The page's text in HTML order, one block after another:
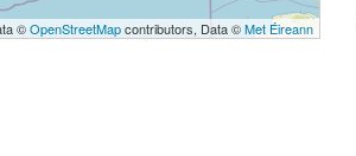
©OpenStreetMapcontributors, Data ©Met Éireann